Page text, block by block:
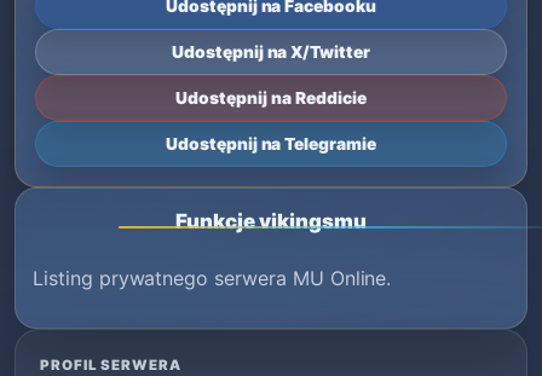
Udostępnij na Facebooku
Udostępnij na X/Twitter
Udostępnij na Reddicie
Udostępnij na Telegramie
Funkcje vikingsmu
Listing prywatnego serwera MU Online.
PROFIL SERWERA